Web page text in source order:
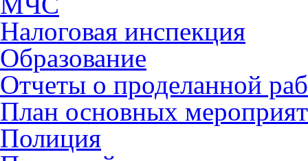
Налоговая инспекция
Образование
Отчеты о проделанной
План основных
Полиция